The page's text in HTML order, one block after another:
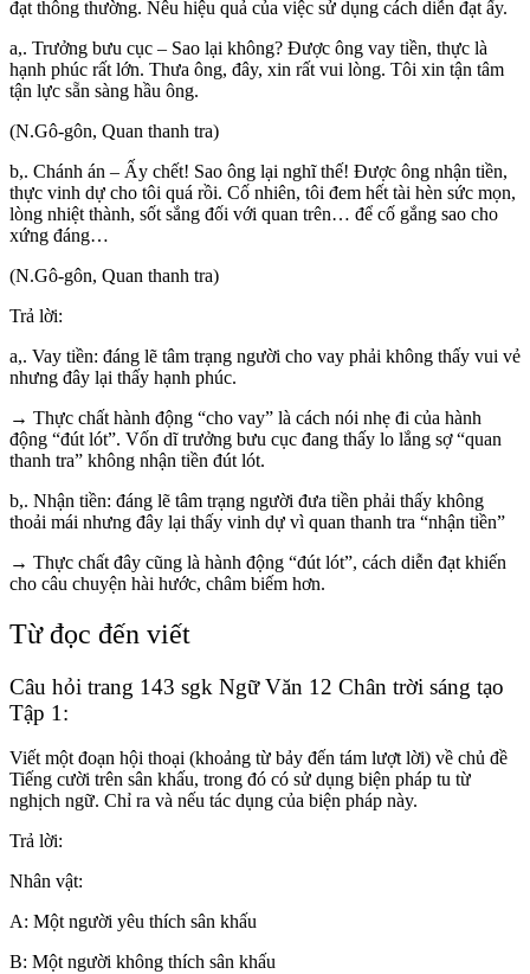
đạt thông thường. Nêu hiệu quả của việc sử dụng cách diễn đạt ấy.
a,. Trưởng bưu cục – Sao lại không? Được ông vay tiền, thực là
hạnh phúc rất lớn. Thưa ông, đây, xin rất vui lòng. Tôi xin tận tâm
tận lực sẵn sàng hầu ông.
(N.Gô-gôn, Quan thanh tra)
b,. Chánh án – Ấy chết! Sao ông lại nghĩ thế! Được ông nhận tiền,
thực vinh dự cho tôi quá rồi. Cố nhiên, tôi đem hết tài hèn sức mọn,
lòng nhiệt thành, sốt sắng đối với quan trên… để cố gắng sao cho
xứng đáng…
(N.Gô-gôn, Quan thanh tra)
Trả lời:
a,. Vay tiền: đáng lẽ tâm trạng người cho vay phải không thấy vui vẻ
nhưng đây lại thấy hạnh phúc.
→ Thực chất hành động “cho vay” là cách nói nhẹ đi của hành
động “đút lót”. Vốn dĩ trưởng bưu cục đang thấy lo lắng sợ “quan
thanh tra” không nhận tiền đút lót.
b,. Nhận tiền: đáng lẽ tâm trạng người đưa tiền phải thấy không
thoải mái nhưng đây lại thấy vinh dự vì quan thanh tra “nhận tiền”
→ Thực chất đây cũng là hành động “đút lót”, cách diễn đạt khiến
cho câu chuyện hài hước, châm biếm hơn.
Từ đọc đến viết
Câu hỏi trang 143 sgk Ngữ Văn 12 Chân trời sáng tạo
Tập 1:
Viết một đoạn hội thoại (khoảng từ bảy đến tám lượt lời) về chủ đề
Tiếng cười trên sân khấu, trong đó có sử dụng biện pháp tu từ
nghịch ngữ. Chỉ ra và nếu tác dụng của biện pháp này.
Trả lời:
Nhân vật:
A: Một người yêu thích sân khấu
B: Một người không thích sân khấu